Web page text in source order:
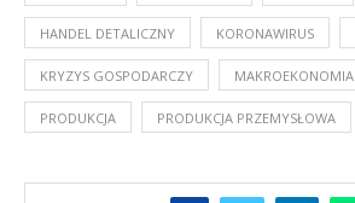
HANDEL DETALICZNY KORONAWIRUS
KRYZYS GOSPODARCZY MAKROEKONOMIA
PRODUKCJA PRODUKCJA PRZEMYSŁOWA